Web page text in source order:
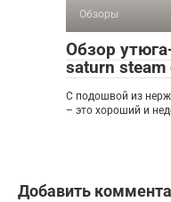
Обзоры
Обзор
saturn
С подошвой из
– это хороший и
Добавить